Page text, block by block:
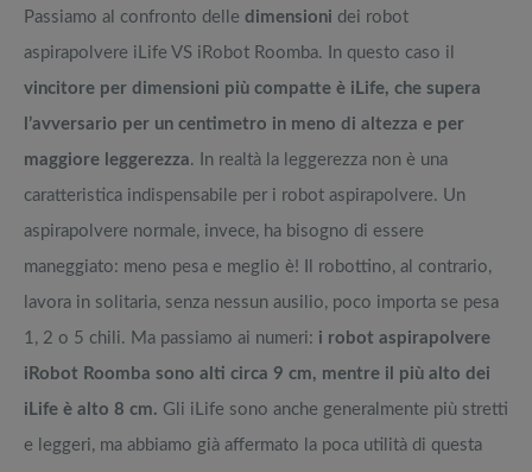
Passiamo al confronto delle dimensioni dei robot
aspirapolvere iLife VS iRobot Roomba. In questo caso il
vincitore per dimensioni più compatte è iLife, che supera
l’avversario per un centimetro in meno di altezza e per
maggiore leggerezza. In realtà la leggerezza non è una
caratteristica indispensabile per i robot aspirapolvere. Un
aspirapolvere normale, invece, ha bisogno di essere
maneggiato: meno pesa e meglio è! Il robottino, al contrario,
lavora in solitaria, senza nessun ausilio, poco importa se pesa
1, 2 o 5 chili. Ma passiamo ai numeri: i robot aspirapolvere
iRobot Roomba sono alti circa 9 cm, mentre il più alto dei
iLife è alto 8 cm. Gli iLife sono anche generalmente più stretti
e leggeri, ma abbiamo già affermato la poca utilità di questa